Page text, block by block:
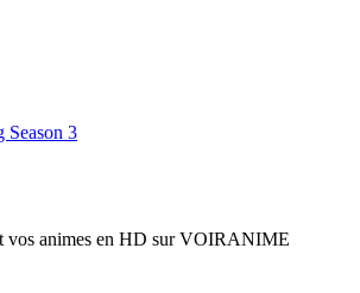
Season 3
vos animes en HD sur VOIRANIME